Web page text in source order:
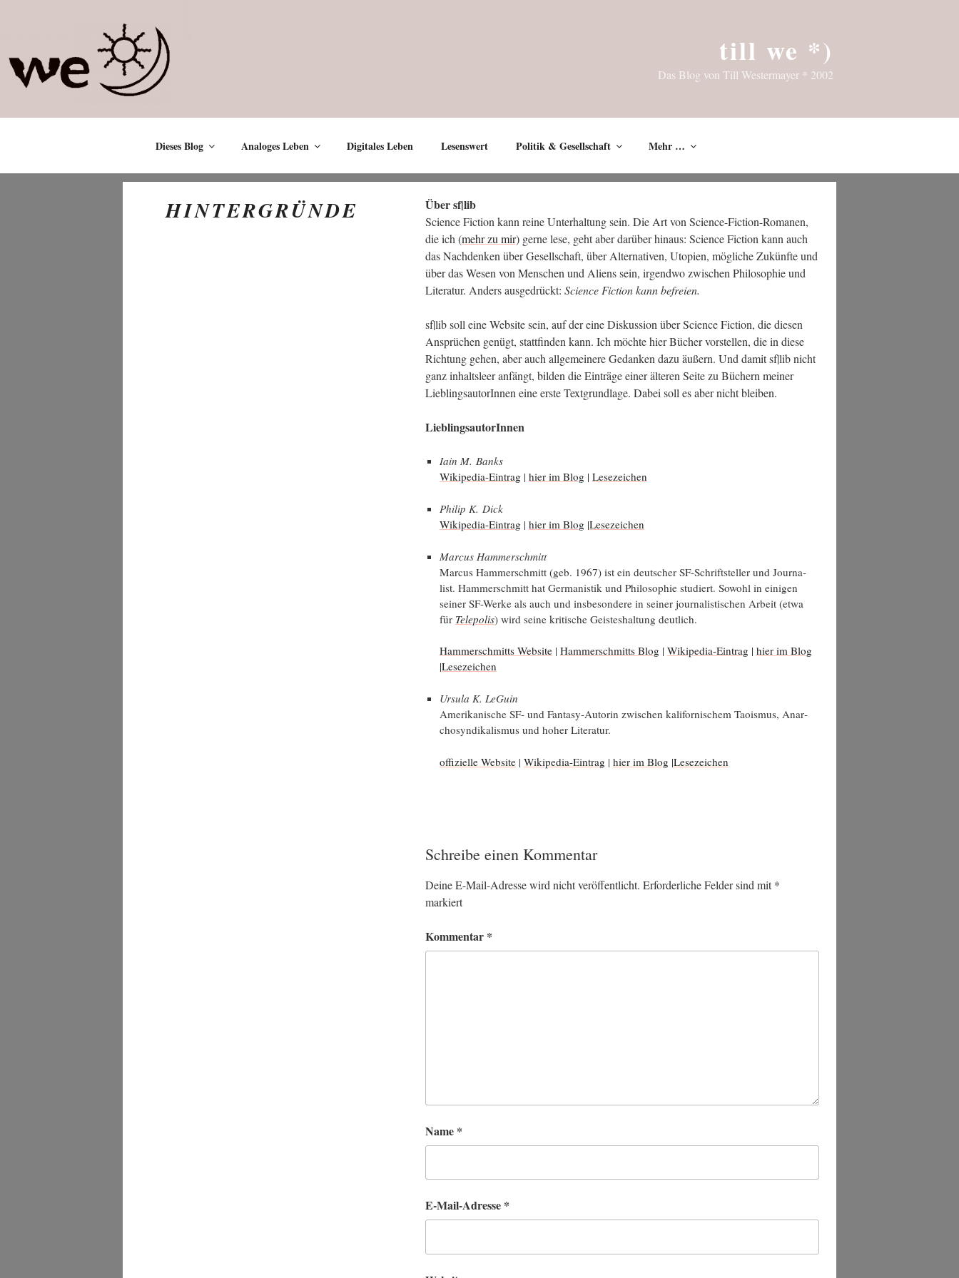
till we *)
Das Blog von Till Westermayer * 2002
Dieses Blog Analoges Leben Digitales Leben Lesenswert Politik & Gesellschaft Mehr …
HINTERGRÜNDE Über sf|lib
Sci­ence Fic­tion kann rei­ne Unter­hal­tung sein. Die Art von Sci­ence-Fic­tion-Roma­nen,
die ich (mehr zu mir) ger­ne lese, geht aber dar­über hin­aus: Sci­ence Fic­tion kann auch
das Nach­den­ken über Gesell­schaft, über Alter­na­ti­ven, Uto­pien, mög­li­che Zukünf­te und
über das Wesen von Men­schen und Ali­ens sein, irgend­wo zwi­schen Phi­lo­so­phie und
Lite­ra­tur. Anders aus­ge­drückt: Sci­ence Fic­tion kann befreien.
sf|lib soll eine Web­site sein, auf der eine Dis­kus­si­on über Sci­ence Fic­tion, die die­sen
Ansprü­chen genügt, statt­fin­den kann. Ich möch­te hier Bücher vor­stel­len, die in die­se
Rich­tung gehen, aber auch all­ge­mei­ne­re Gedan­ken dazu äußern. Und damit sf|lib nicht
ganz inhalts­leer anfängt, bil­den die Ein­trä­ge einer älte­ren Sei­te zu Büchern mei­ner
Lieb­lings­au­torIn­nen eine ers­te Text­grund­la­ge. Dabei soll es aber nicht bleiben.
Lieb­lings­au­torIn­nen
Iain M. Banks
Wiki­pe­dia-Ein­trag | hier im Blog | Lese­zei­chen
Phil­ip K. Dick
Wiki­pe­dia-Ein­trag | hier im Blog |Lese­zei­chen
Mar­cus Hammerschmitt
Mar­cus Ham­mer­schmitt (geb. 1967) ist ein deut­scher SF-Schrift­stel­ler und Jour­na­
list. Ham­mer­schmitt hat Ger­ma­nis­tik und Phi­lo­so­phie stu­diert. Sowohl in eini­gen
sei­ner SF-Wer­ke als auch und ins­be­son­de­re in sei­ner jour­na­lis­ti­schen Arbeit (etwa
für Tele­po­lis) wird sei­ne kri­ti­sche Geis­tes­hal­tung deutlich.
Ham­mer­schmitts Web­site| Ham­mer­schmitts Blog | Wiki­pe­dia-Ein­trag | hier im Blog
|Lese­zei­chen
Ursu­la K. LeGuin
Ame­ri­ka­ni­sche SF- und Fan­ta­sy-Autorin zwi­schen kali­for­ni­schem Tao­is­mus, Anar­
cho­syn­di­ka­lis­mus und hoher Literatur.
offi­zi­el­le Web­site| Wiki­pe­dia-Ein­trag | hier im Blog |Lese­zei­chen
Schreibe einen Kommentar
Deine E-Mail-Adresse wird nicht veröffentlicht. Erforderliche Felder sind mit*
markiert
Kommentar *
Name *
E-Mail-Adresse *